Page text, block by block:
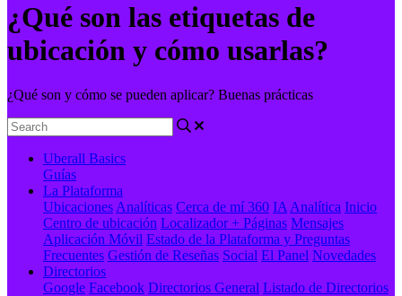
¿Qué son las etiquetas de
ubicación y cómo usarlas?
¿Qué son y cómo se pueden aplicar? Buenas prácticas
Uberall Basics
Guías
La Plataforma
Ubicaciones Analíticas Cerca de mí 360 IA Analítica Inicio
Centro de ubicación Localizador + Páginas Mensajes
Aplicación Móvil Estado de la Plataforma y Preguntas
Frecuentes Gestión de Reseñas Social El Panel Novedades
Directorios
Google Facebook Directorios General Listado de Directorios